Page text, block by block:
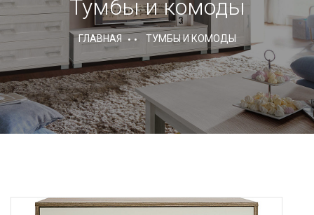
Тумбы и комоды
ГЛАВНАЯ ТУМБЫ И КОМОДЫ